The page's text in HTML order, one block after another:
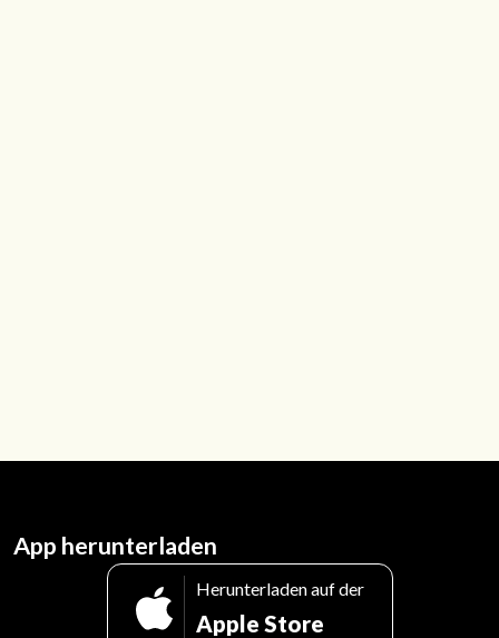
App herunterladen
Herunterladen auf der
Apple Store